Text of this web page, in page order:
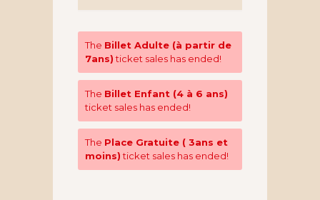
The Billet Adulte (à partir de
7ans)ticket sales has ended!
The Billet Enfant (4 à 6 ans)
ticket sales has ended!
The Place Gratuite ( 3ans et
moins)ticket sales has ended!